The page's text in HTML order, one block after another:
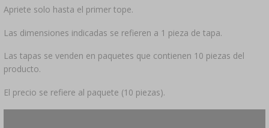
Apriete solo hasta el primer tope.
Las dimensiones indicadas se refieren a 1 pieza de tapa.
Las tapas se venden en paquetes que contienen 10 piezas del
producto.
El precio se refiere al paquete (10 piezas).